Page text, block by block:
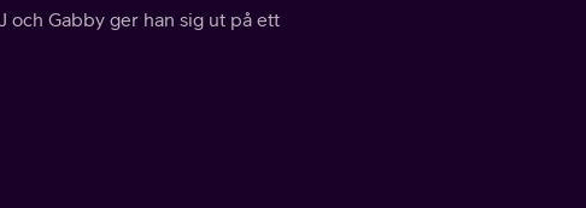
och Gabby ger han sig ut på ett